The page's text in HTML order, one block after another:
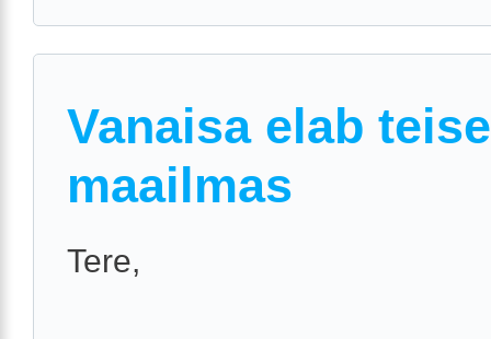
Vanaisa elab
maailmas
Tere,